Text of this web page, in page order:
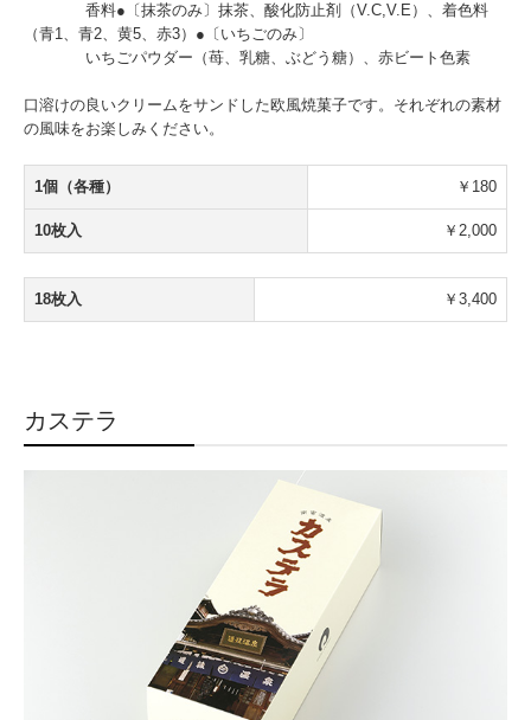
香料●〔抹茶のみ〕抹茶、酸化防止剤（V.C,V.E）、着色料
（青1、青2、黄5、赤3）●〔いちごのみ〕
いちごパウダー（苺、乳糖、ぶどう糖）、赤ビート色素
口溶けの良いクリームをサンドした欧風焼菓子です。それぞれの素材
の風味をお楽しみください。
1個（各種） ￥180
10枚入 ￥2,000
18枚入 ￥3,400
カステラ